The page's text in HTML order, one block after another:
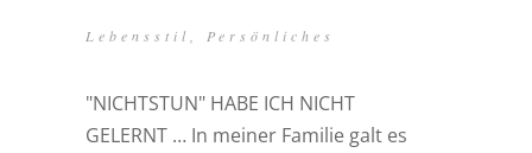
Lebensstil Persönliches
"NICHTSTUN" HABE ICH NICHT
GELERNT … In meiner Familie galt es